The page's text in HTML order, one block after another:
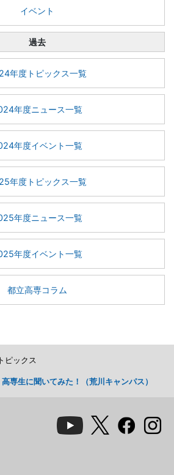
イベント
過去
年度トピックス一覧
年度ニュース一覧
年度イベント一覧
年度トピックス一覧
年度ニュース一覧
年度イベント一覧
都立高専コラム
トピックス
高専生に聞いてみた！（荒川キャンパス）